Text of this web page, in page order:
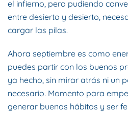
el infierno, pero pudiendo
entre desierto y desierto,
cargar las pilas.
Ahora septiembre es como
puedes partir con los buenos
ya hecho, sin mirar atrás ni un
necesario. Momento para
generar buenos hábitos y ser